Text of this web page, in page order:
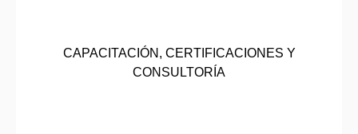
CAPACITACIÓN, CERTIFICACIONES Y
CONSULTORÍA